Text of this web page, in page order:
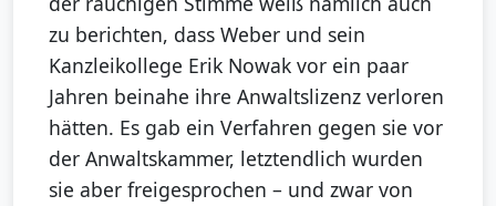
zu berichten, dass Weber und sein
Kanzleikollege Erik Nowak vor ein paar
Jahren beinahe ihre Anwaltslizenz verloren
hätten. Es gab ein Verfahren gegen sie vor
der Anwaltskammer, letztendlich wurden
sie aber freigesprochen – und zwar von